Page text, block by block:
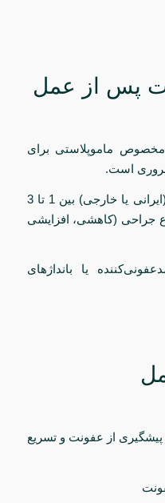
پس از عمل
ماموپلاستی برای
است.
گن طبی: قیمت گن‌های باکیفیت (ایرانی یا خارجی) بین 1 تا 3
جراحی (کاهشی، افزایشی
یا بانداژهای
از عفونت و تسریع